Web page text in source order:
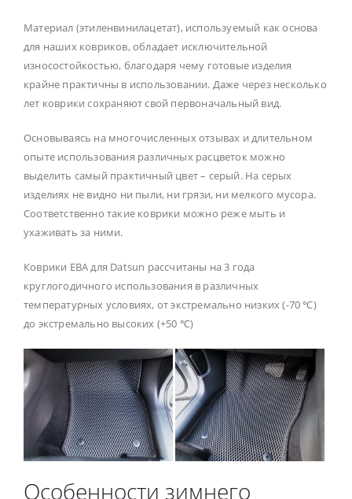
Материал (этиленвинилацетат), используемый как основа
для наших ковриков, обладает исключительной
износостойкостью, благодаря чему готовые изделия
крайне практичны в использовании. Даже через несколько
лет коврики сохраняют свой первоначальный вид.
Основываясь на многочисленных отзывах и длительном
опыте использования различных расцветок можно
выделить самый практичный цвет – серый. На серых
изделиях не видно ни пыли, ни грязи, ни мелкого мусора.
Соответственно такие коврики можно реже мыть и
ухаживать за ними.
Коврики ЕВА для Datsun рассчитаны на 3 года
круглогодичного использования в различных
температурных условиях, от экстремально низких (-70 ℃)
до экстремально высоких (+50 ℃)
Особенности зимнего